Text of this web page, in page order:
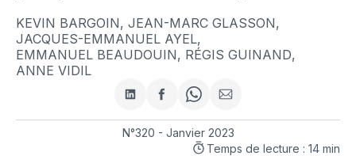
KEVIN BARGOIN, JEAN-MARC GLASSON,
JACQUES-EMMANUEL AYEL,
EMMANUEL BEAUDOUIN, RÉGIS GUINAND,
ANNE VIDIL
Partager
sur
LinkedIn
Partager
sur
Facebook
Share
on
WhatsApp
Partager
par
courriel
N°320 - Janvier 2023
Temps de lecture : 14 min